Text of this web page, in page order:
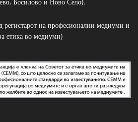
регистарот на професионални медиуми и
етика во медиуми)